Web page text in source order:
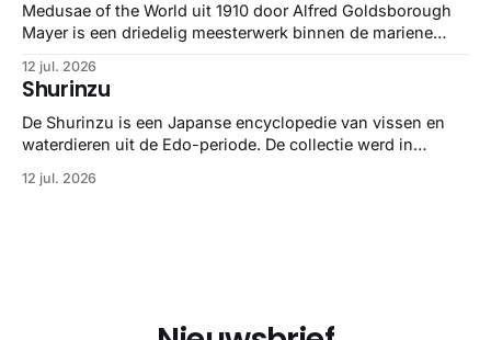
Medusae of the World uit 1910 door Alfred Goldsborough
Mayer is een driedelig meesterwerk binnen de mariene
gedetailleerd overzicht van kwallensoorten en hun
taxonomie. Het boek staat bekend om de combinatie van
strikte wetenschap met prachtige, handgetekende
illustraties en kleurendrukplaten van Mayer zelf.
12 jul. 2026
Shurinzu
De Shurinzu is een Japanse encyclopedie van vissen en
waterdieren uit de Edo-periode. De collectie werd in
bekend om verfijnde technieken en bijna driedimensionale
12 jul. 2026